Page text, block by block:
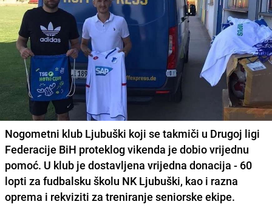
Nogometni klub Ljubuški koji se takmiči u Drugoj ligi
Federacije BiH proteklog vikenda je dobio vrijednu
pomoć. U klub je dostavljena vrijedna donacija - 60
lopti za fudbalsku školu NK Ljubuški, kao i razna
oprema i rekviziti za treniranje seniorske ekipe.